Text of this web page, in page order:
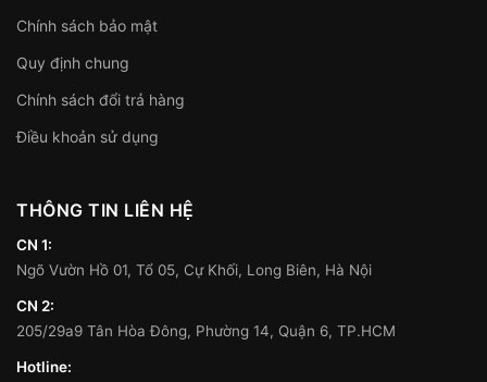
Chính sách bảo mật
Quy định chung
Chính sách đổi trả hàng
Điều khoản sử dụng
THÔNG TIN LIÊN HỆ
CN 1:
Ngõ Vườn Hồ 01, Tổ 05, Cự Khối, Long Biên, Hà Nội
CN 2:
205/29a9 Tân Hòa Đông, Phường 14, Quận 6, TP.HCM
Hotline: